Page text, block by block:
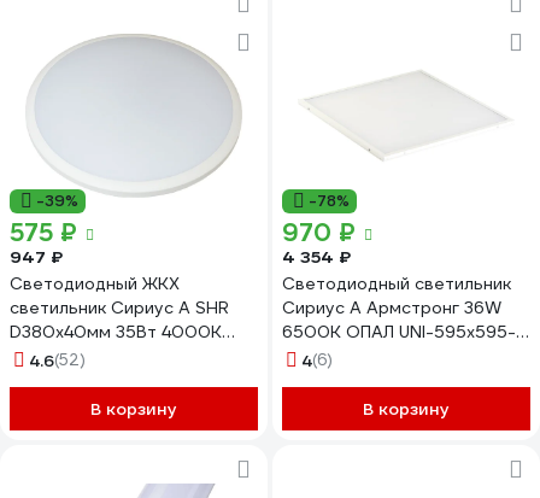
-39%
575 ₽
947 ₽
Светодиодный ЖКХ
светильник Сириус А SHR
D380x40мм 35Вт 4000К
3000Лм IP65 SHR-35W-W
4.6(52)
В корзину
-78%
970 ₽
4 354 ₽
Светодиодный светильник
Сириус А Армстронг 36W
6500K ОПАЛ UNI-595x595-
36W-OP-65K
4(6)
В корзину